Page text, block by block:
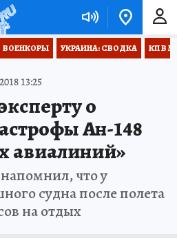
ВОЕНКОРЫ УКРАИНА: СВОДКА КП В
13:25
о
Ан-148
авиалиний»
что у
судна после полета
на отдых